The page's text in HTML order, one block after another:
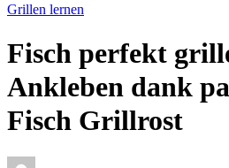
Grillen lernen
Fisch perfekt
Ankleben dank
Fisch Grillrost